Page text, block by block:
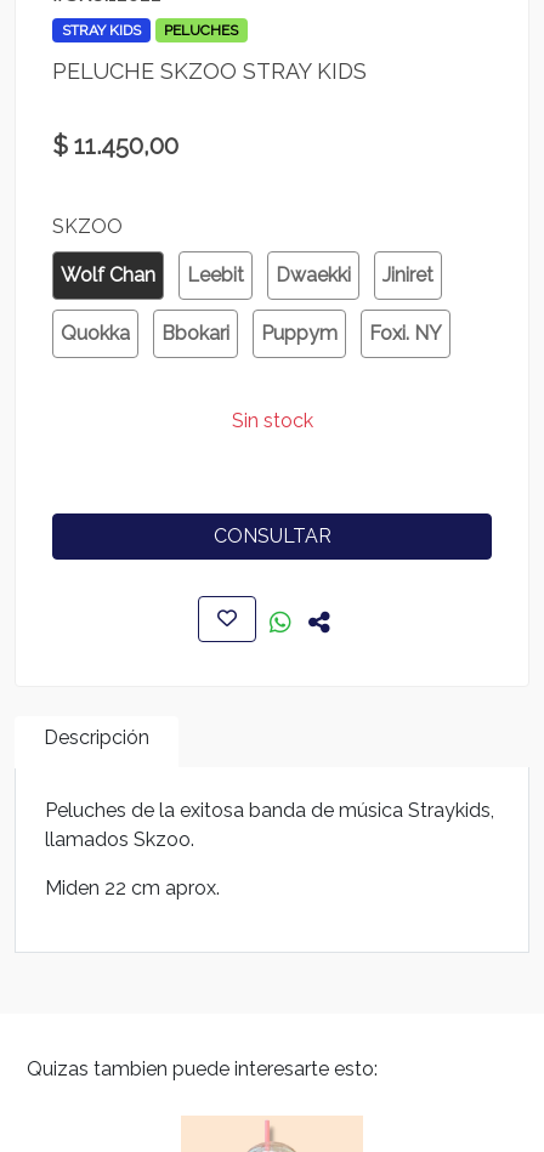
STRAY KIDS PELUCHES
PELUCHE SKZOO STRAY KIDS
$ 11.450,00
SKZOO
Wolf Chan Leebit Dwaekki Jiniret
Quokka Bbokari Puppym Foxi. NY
Sin stock
CONSULTAR
Descripción
Peluches de la exitosa banda de música Straykids,
llamados Skzoo.
Miden 22 cm aprox.
Quizas tambien puede interesarte esto: